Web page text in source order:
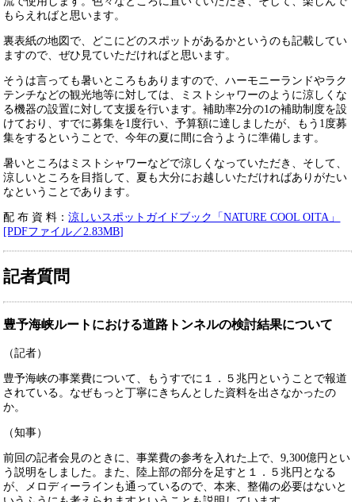
もらえればと思います。
裏表紙の地図で、どこにどのスポットがあるかというのも記載してい
ますので、ぜひ見ていただければと思います。
そうは言っても暑いところもありますので、ハーモニーランドやラク
テンチなどの観光地等に対しては、ミストシャワーのように涼しくな
る機器の設置に対して支援を行います。補助率2分の1の補助制度を設
けており、すでに募集を1度行い、予算額に達しましたが、もう1度募
集をするということで、今年の夏に間に合うように準備します。
暑いところはミストシャワーなどで涼しくなっていただき、そして、
涼しいところを目指して、夏も大分にお越しいただければありがたい
なということであります。
​配 布 資 料：涼しいスポットガイドブック「NATURE COOL OITA」
[PDFファイル／2.83MB]
記者質問
豊予海峡ルートにおける道路トンネルの検討結果について
（記者）
豊予海峡の事業費について、もうすでに１．５兆円ということで報道
されている。なぜもっと丁寧にきちんとした資料を出さなかったの
か。
（知事）
前回の記者会見のときに、事業費の参考を入れた上で、9,300億円とい
う説明をしました。また、陸上部の部分を足すと１．５兆円となる
が、メロディーラインも通っているので、本来、整備の必要はないと